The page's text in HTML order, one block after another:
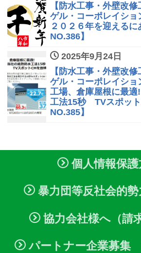
【防水工事・外壁改
ゲル・コーポレイショ
２０２６年を迎えるに
NO.386】
2025年9月24日
【防水工事・外壁改
ゲル・コーポレイショ
工場、倉庫屋根に最
工法15秒 TVスポット
NO.385】
個人情報保護
暴力団等反社会的勢
協力会社様へ（請
パートナー企業募集